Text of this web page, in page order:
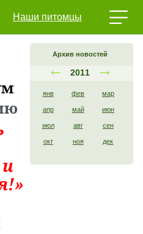
Наши питомцы
Архив новостей
2011
янв фев мар
апр май июн
июл авг сен
окт ноя дек